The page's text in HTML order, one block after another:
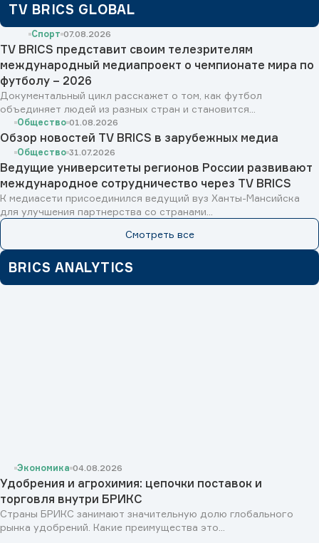
TV BRICS GLOBAL
Спорт 07.08.2026
TV BRICS представит своим телезрителям
международный медиапроект о чемпионате мира по
футболу – 2026
Документальный цикл расскажет о том, как футбол
объединяет людей из разных стран и становится...
Общество 01.08.2026
Обзор новостей TV BRICS в зарубежных медиа
Общество 31.07.2026
Ведущие университеты регионов России развивают
международное сотрудничество через TV BRICS
К медиасети присоединился ведущий вуз Ханты-Мансийска
для улучшения партнерства со странами...
Смотреть все
BRICS ANALYTICS
Экономика 04.08.2026
Удобрения и агрохимия: цепочки поставок и
торговля внутри БРИКС
Страны БРИКС занимают значительную долю глобального
рынка удобрений. Какие преимущества это...